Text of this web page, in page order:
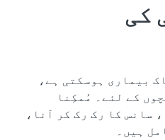
کی
بیماری ہوسکتی ہے،
کے لئے۔ مُمکِنا
سانس کا رک رک کر آنا،
ہیں۔